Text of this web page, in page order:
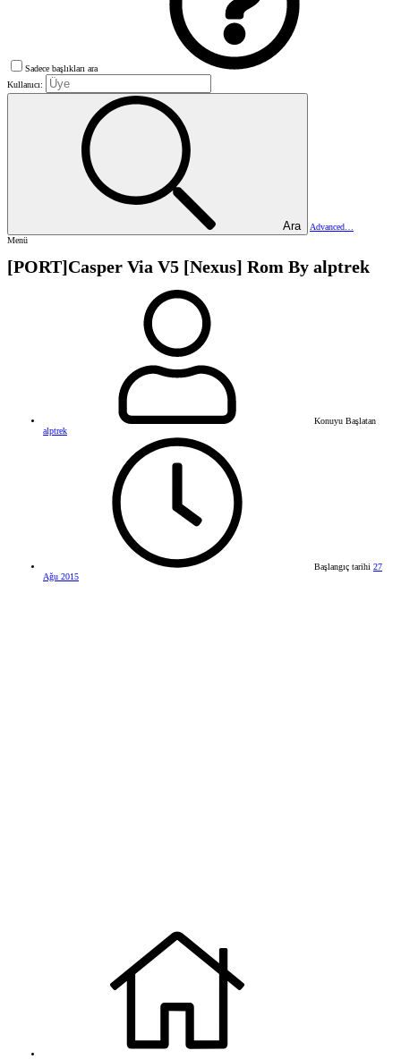
Sadece başlıkları ara
Kullanıcı:
Ara
Advanced…
Menü
[PORT]Casper Via V5 [Nexus] Rom By alptrek
Konuyu Başlatan
alptrek
Başlangıç tarihi 27
Ağu 2015